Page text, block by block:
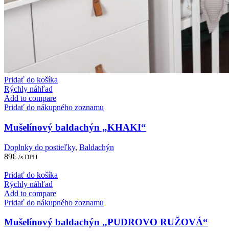
Pridať do košíka
Rýchly náhľad
Add to compare
Pridať do nákupného zoznamu
Mušelínový baldachýn „KHAKI“
Doplnky do postieľky, Baldachýn
89€ /s DPH
Pridať do košíka
Rýchly náhľad
Add to compare
Pridať do nákupného zoznamu
Mušelínový baldachýn „PUDROVO RUŽOVÁ“